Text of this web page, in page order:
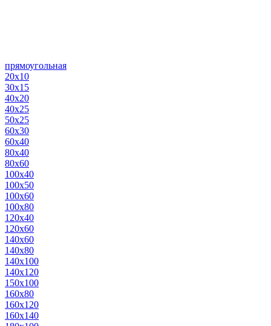
прямоугольная
20х10
30х15
40х20
40х25
50х25
60х30
60х40
80х40
80х60
100х40
100х50
100х60
100х80
120х40
120х60
140х60
140х80
140х100
140х120
150х100
160х80
160х120
160х140